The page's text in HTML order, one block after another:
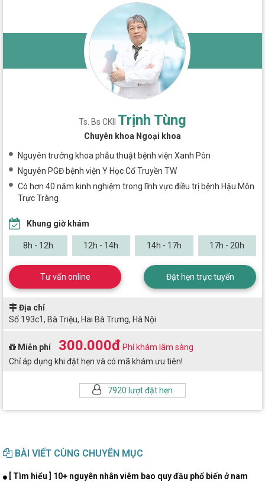
Ts. Bs CKII Trịnh Tùng
Chuyên khoa Ngoại khoa
Nguyên trưởng khoa phẫu thuật bệnh viện Xanh Pôn
Nguyên PGĐ bệnh viện Y Học Cổ Truyền TW
Có hơn 40 năm kinh nghiệm trong lĩnh vực điều trị bệnh Hậu Môn
Trực Tràng
7920 lượt đặt hẹn
Khung giờ khám
8h - 12h 12h - 14h 14h - 17h 17h - 20h
Tư vấn online Đặt hẹn trực tuyến
Địa chỉ
Số 193c1, Bà Triệu, Hai Bà Trưng, Hà Nội
Miễn phí 300.000đ Phí khám lâm sàng
Chỉ áp dụng khi đặt hẹn và có mã khám ưu tiên!
BÀI VIẾT CÙNG CHUYÊN MỤC
[ Tìm hiểu ] 10+ nguyên nhân viêm bao quy đầu phổ biến ở nam